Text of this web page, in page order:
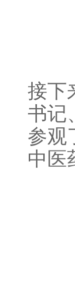
接下
书记
参观
中医